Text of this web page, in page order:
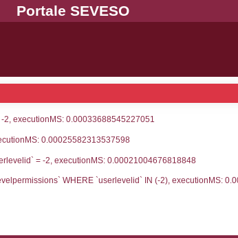
WHERE `userlevelid` = -2,